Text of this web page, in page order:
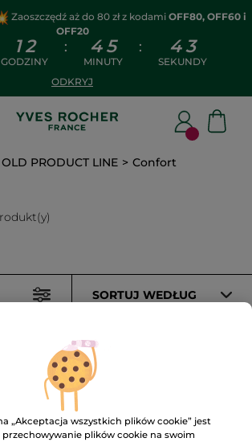
Zaoszczędź aż do 80 zł z kodami OFF80, OFF60 i
OFF20
1 2
GODZINY
: 4 5
MINUTY
: 43
SEKUNDY
ODKRYJ
OLD PRODUCT LINE Confort
SORTUJ WEDŁUG
„Akceptacja wszystkich plików cookie” jest
przechowywanie plików cookie na swoim